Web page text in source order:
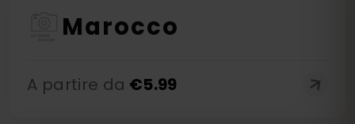
Marocco
A partire da €5.99